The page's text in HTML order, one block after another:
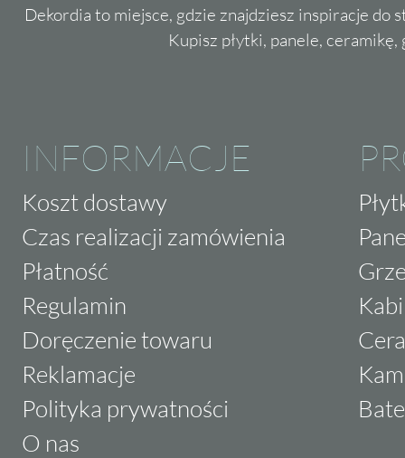
Dekordia to miejsce, gdzie znajdziesz inspiracje do
Kupisz płytki, panele,
INFORMACJE
Koszt dostawy
Czas realizacji zamówienia
Płatność
Regulamin
Doręczenie towaru
Reklamacje
Polityka prywatności
O nas